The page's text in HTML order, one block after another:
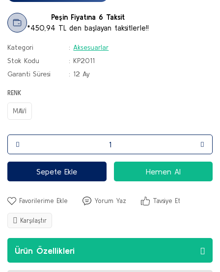
Peşin Fiyatına 6 Taksit
*450,94 TL den başlayan taksitlerle!!
Kategori
Aksesuarlar
Stok Kodu
KP2011
Garanti Süresi
12 Ay
RENK
MAVİ
Sepete Ekle Hemen Al
Yorum Yaz Tavsiye Et
Karşılaştır
Ürün Özellikleri